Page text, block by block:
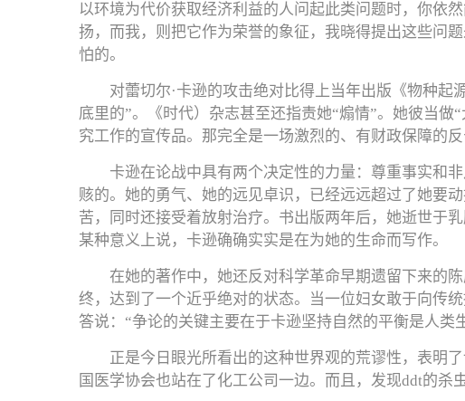
以环境为代价获取经济利益的人问起此类问题时，你依
扬，而我，则把它作为荣誉的象征，我晓得提出这些
怕的。
对蕾切尔·卡逊的攻击绝对比得上当年出版《物种
底里的”。《时代）杂志甚至还指责她“煽情”。她彼当
究工作的宣传品。那完全是一场激烈的、有财政保障的
卡逊在论战中具有两个决定性的力量：尊重事实和
赅的。她的勇气、她的远见卓识，已经远远超过了她要
苦，同时还接受着放射治疗。书出版两年后，她逝世于
某种意义上说，卡逊确确实实是在为她的生命而写作。
在她的著作中，她还反对科学革命早期遗留下来的
终，达到了一个近乎绝对的状态。当一位妇女敢于向传
答说：“争论的关键主要在于卡逊坚持自然的平衡是人
正是今日眼光所看出的这种世界观的荒谬性，表明
国医学协会也站在了化工公司一边。而且，发现ddt的杀